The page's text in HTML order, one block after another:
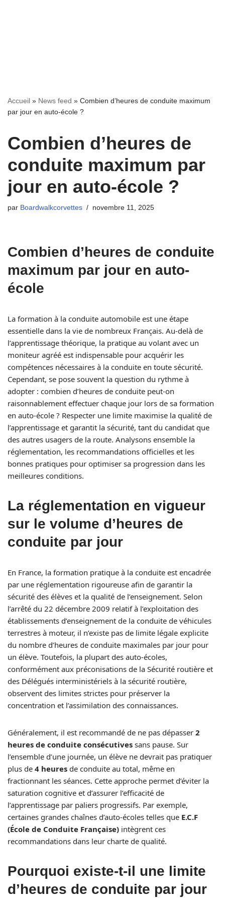
Accueil » News feed » Combien d’heures de conduite maximum
par jour en auto-école ?
Combien d’heures de
conduite maximum par
jour en auto-école ?
par Boardwalkcorvettes novembre 11, 2025
Combien d’heures de conduite
maximum par jour en auto-
école
La formation à la conduite automobile est une étape
essentielle dans la vie de nombreux Français. Au-delà de
l’apprentissage théorique, la pratique au volant avec un
moniteur agréé est indispensable pour acquérir les
compétences nécessaires à la conduite en toute sécurité.
Cependant, se pose souvent la question du rythme à
adopter : combien d’heures de conduite peut-on
raisonnablement effectuer chaque jour lors de sa formation
en auto-école ? Respecter une limite maximise la qualité de
l’apprentissage et garantit la sécurité, tant du candidat que
des autres usagers de la route. Analysons ensemble la
réglementation, les recommandations officielles et les
bonnes pratiques pour optimiser sa progression dans les
meilleures conditions.
La réglementation en vigueur
sur le volume d’heures de
conduite par jour
En France, la formation pratique à la conduite est encadrée
par une réglementation rigoureuse afin de garantir la
sécurité des élèves et la qualité de l’enseignement. Selon
l’arrêté du 22 décembre 2009 relatif à l’exploitation des
établissements d’enseignement de la conduite de véhicules
terrestres à moteur, il n’existe pas de limite légale explicite
du nombre d’heures de conduite maximales par jour pour
un élève. Toutefois, la plupart des auto-écoles,
conformément aux préconisations de la Sécurité routière et
des Délégués interministériels à la sécurité routière,
observent des limites strictes pour préserver la
concentration et l’assimilation des connaissances.
Généralement, il est recommandé de ne pas dépasser 2
heures de conduite consécutives sans pause. Sur
l’ensemble d’une journée, un élève ne devrait pas pratiquer
plus de 4 heures de conduite au total, même en
fractionnant les séances. Cette approche permet d’éviter la
saturation cognitive et d’assurer l’efficacité de
l’apprentissage par paliers progressifs. Par exemple,
certaines grandes chaînes d’auto-écoles telles que E.C.F
(École de Conduite Française) intègrent ces
recommandations dans leur charte de qualité.
Pourquoi existe-t-il une limite
d’heures de conduite par jour